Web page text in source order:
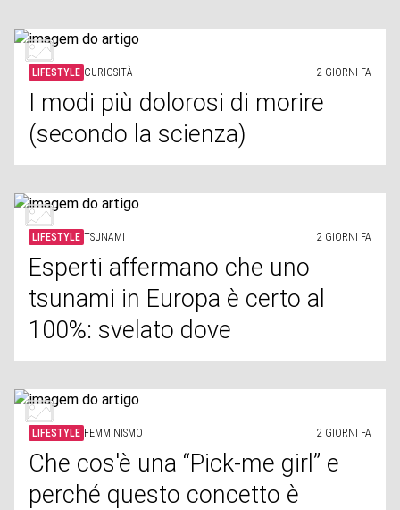
LIFESTYLE CURIOSITÀ 2 GIORNI FA
I modi più dolorosi di morire
(secondo la scienza)
LIFESTYLE TSUNAMI 2 GIORNI FA
Esperti affermano che uno
tsunami in Europa è certo al
100%: svelato dove
LIFESTYLE FEMMINISMO 2 GIORNI FA
Che cos'è una “Pick-me girl” e
perché questo concetto è